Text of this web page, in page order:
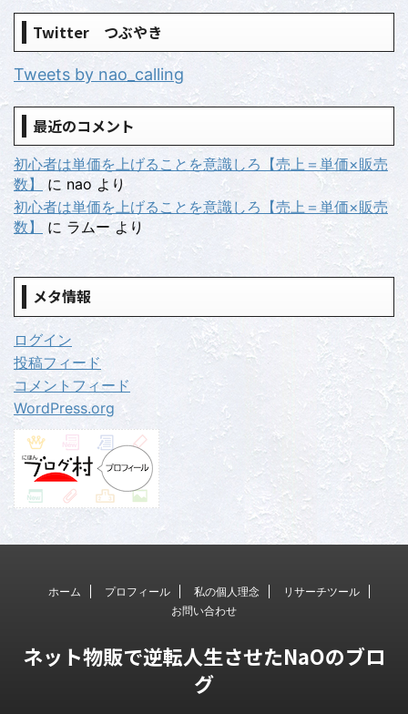
Twitter つぶやき
Tweets by nao_calling
最近のコメント
初心者は単価を上げることを意識しろ【売上＝単価×販売
数】
に nao より
初心者は単価を上げることを意識しろ【売上＝単価×販売
数】
に ラムーより
メタ情報
ログイン
投稿フィード
コメントフィード
WordPress.org
ホーム プロフィール 私の個人理念
リサーチツール
お問い合わせ
ネット物販で逆転人生させたNaOのブロ
グ